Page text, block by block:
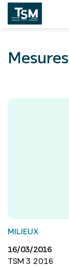
MILIEUX
16/03/2016
TSM 3 2016